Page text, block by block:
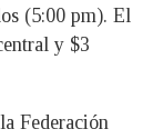
(5:00 pm). El
y $3
Federación